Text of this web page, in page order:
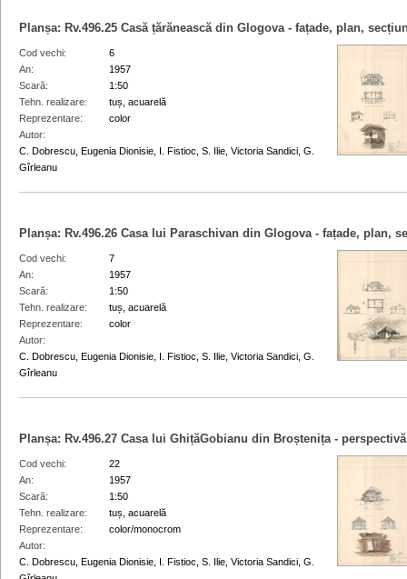
Planșa: Rv.496.25 Casă țărănească din Glogova - fațade, plan,
Cod vechi
6
An
1957
Scară
1:50
Tehn. realizare
tuș, acuarelă
Reprezentare
color
Autor
C. Dobrescu, Eugenia Dionisie, I. Fistioc, S. Ilie, Victoria Sandici, G.
Gîrleanu
Planșa: Rv.496.26 Casa lui Paraschivan din Glogova - fațade, plan,
Cod vechi
7
An
1957
Scară
1:50
Tehn. realizare
tuș, acuarelă
Reprezentare
color
Autor
C. Dobrescu, Eugenia Dionisie, I. Fistioc, S. Ilie, Victoria Sandici, G.
Gîrleanu
Planșa: Rv.496.27 Casa lui GhițăGobianu din Broștenița -
Cod vechi
22
An
1957
Scară
1:50
Tehn. realizare
tuș, acuarelă
Reprezentare
color/monocrom
Autor
C. Dobrescu, Eugenia Dionisie, I. Fistioc, S. Ilie, Victoria Sandici, G.